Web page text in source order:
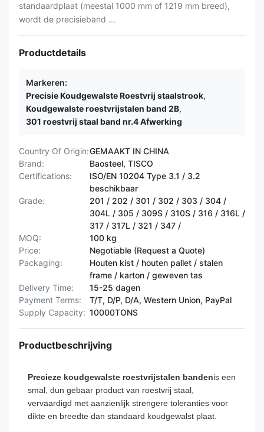
standaardplaat (meestal 1000 mm of 1219 mm breed),
wordt de precisieband ...
Productdetails
Markeren:
Precisie Koudgewalste Roestvrij staalstrook,
Koudgewalste roestvrijstalen band 2B,
301 roestvrij staal band nr.4 Afwerking
Country Of Origin:GEMAAKT IN CHINA
Brand:
Baosteel, TISCO
Certifications:
ISO/EN 10204 Type 3.1 / 3.2
beschikbaar
Grade:
201 / 202 / 301 / 302 / 303 / 304 /
304L / 305 / 309S / 310S / 316 / 316L /
317 / 317L / 321 / 347 /
MOQ:
100 kg
Price:
Negotiable (Request a Quote)
Packaging:
Houten kist / houten pallet / stalen
frame / karton / geweven tas
Delivery Time:
15-25 dagen
Payment Terms:
T/T, D/P, D/A, Western Union, PayPal
Supply Capacity: 10000TONS
Productbeschrijving
Precieze koudgewalste roestvrijstalen bandenis een
smal, dun gebaar product van roestvrij staal,
vervaardigd met aanzienlijk strengere toleranties voor
dikte en breedte dan standaard koudgewalst plaat.